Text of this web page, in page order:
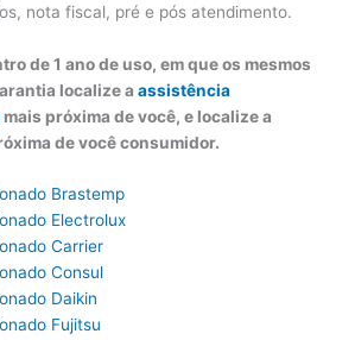
nota fiscal, pré e pós atendimento.
de 1 ano de uso, em que os mesmos
localize aassistência
mais próxima de você, e localize a
de você consumidor.
Brastemp
Electrolux
Carrier
Consul
Daikin
Fujitsu